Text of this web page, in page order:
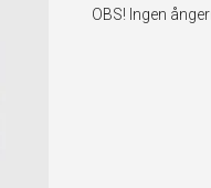
OBS! Ingen